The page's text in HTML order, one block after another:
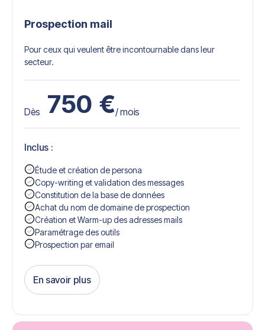
Prospection mail
Pour ceux qui veulent être incontournable dans leur
secteur.
Dès 750 €/ mois
Inclus :
Étude et création de persona
Copy-writing et validation des messages
Constitution de la base de données
Achat du nom de domaine de prospection
Création et Warm-up des adresses mails
Paramétrage des outils
Prospection par email
En savoir plus
Get Started